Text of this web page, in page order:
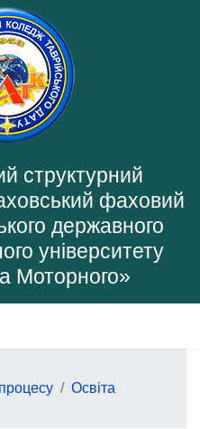
структурний
фаховий
державного
університету
Моторного»
Освіта